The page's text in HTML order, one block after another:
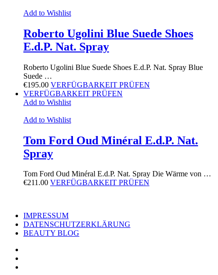
Add to Wishlist
Roberto Ugolini Blue Suede Shoes
E.d.P. Nat. Spray
Roberto Ugolini Blue Suede Shoes E.d.P. Nat. Spray Blue
Suede …
€195.00 VERFÜGBARKEIT PRÜFEN
VERFÜGBARKEIT PRÜFEN
Add to Wishlist
Add to Wishlist
Tom Ford Oud Minéral E.d.P. Nat.
Spray
Tom Ford Oud Minéral E.d.P. Nat. Spray Die Wärme von …
€211.00 VERFÜGBARKEIT PRÜFEN
IMPRESSUM
DATENSCHUTZERKLÄRUNG
BEAUTY BLOG